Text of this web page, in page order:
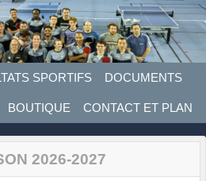
SPORTIFS DOCUMENTS
BOUTIQUE CONTACT ET PLAN
2026-2027